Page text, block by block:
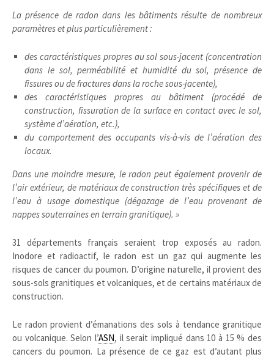
La présence de radon dans les bâtiments résulte de nombreux
paramètres et plus particulièrement :
des caractéristiques propres au sol sous-jacent (concentration
dans le sol, perméabilité et humidité du sol, présence de
fissures ou de fractures dans la roche sous-jacente),
des caractéristiques propres au bâtiment (procédé de
construction, fissuration de la surface en contact avec le sol,
système d’aération, etc.),
du comportement des occupants vis-à-vis de l’aération des
locaux.
Dans une moindre mesure, le radon peut également provenir de
l’air extérieur, de matériaux de construction très spécifiques et de
l’eau à usage domestique (dégazage de l’eau provenant de
nappes souterraines en terrain granitique). »
31 départements français seraient trop exposés au radon.
Inodore et radioactif, le radon est un gaz qui augmente les
risques de cancer du poumon. D’origine naturelle, il provient des
sous-sols granitiques et volcaniques, et de certains matériaux de
construction.
Le radon provient d’émanations des sols à tendance granitique
ou volcanique. Selon l’ASN, il serait impliqué dans 10 à 15 % des
cancers du poumon. La présence de ce gaz est d’autant plus